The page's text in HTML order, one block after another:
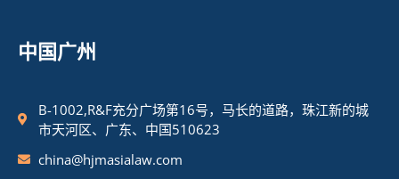
中国广州
B-1002,R&F充分广场第16号，马长的道路，珠江新的城
市天河区、广东、中国510623
china@hjmasialaw.com